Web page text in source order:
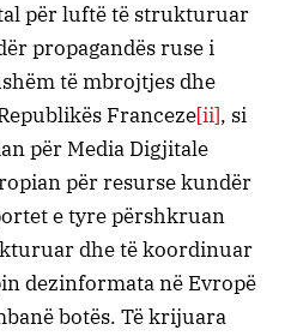
për luftë të strukturuar
propagandës ruse i
të mbrojtjes dhe
Franceze[ii], si
për Media Digjitale
për resurse kundër
e tyre përshkruan
dhe të koordinuar
dezinformata në Evropë
botës. Të krijuara